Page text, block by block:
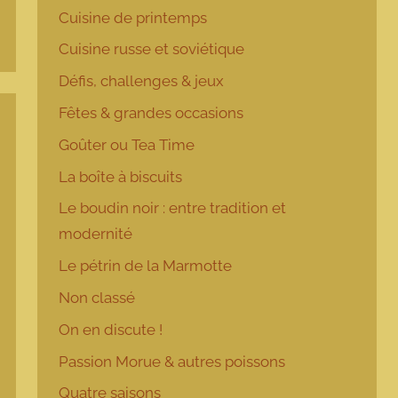
Cuisine de printemps
Cuisine russe et soviétique
Défis, challenges & jeux
Fêtes & grandes occasions
Goûter ou Tea Time
La boîte à biscuits
Le boudin noir : entre tradition et
modernité
Le pétrin de la Marmotte
Non classé
On en discute !
Passion Morue & autres poissons
Quatre saisons